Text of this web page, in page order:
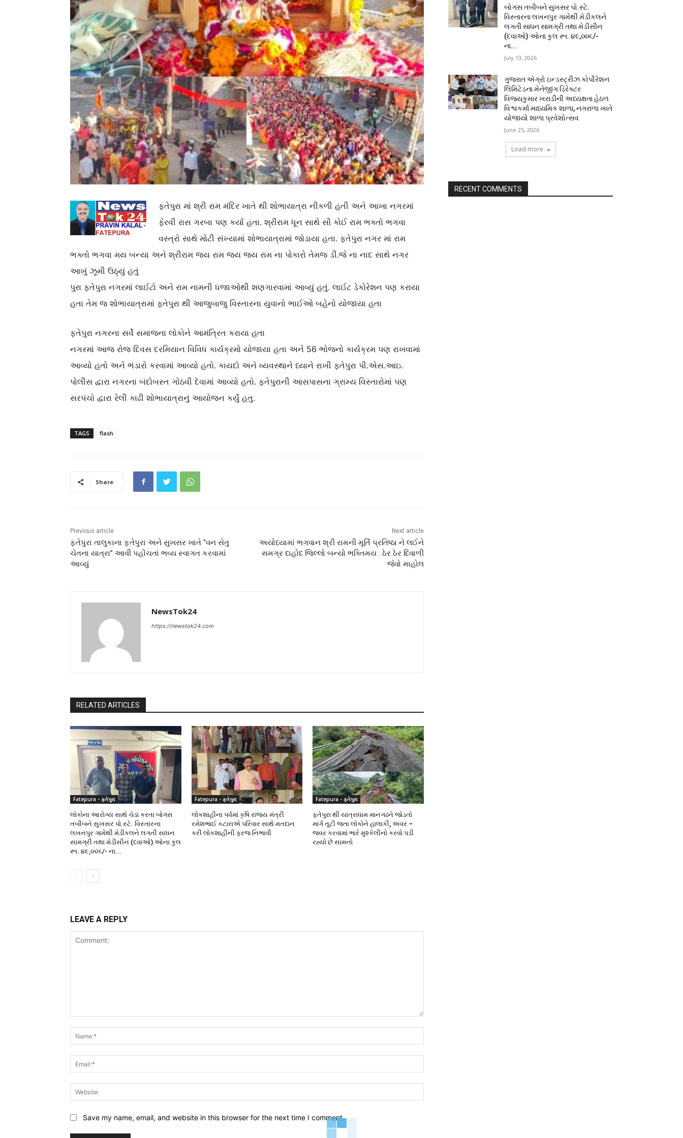
ફતેપુરા માં શ્રી રામ મંદિર ખાતે થી શોભાયાત્રા નીકળી હતી અને આખા નગરમાં
ફેરવી રાસ ગરબા પણ કર્યા હતા. શ્રીરામ ધૂન સાથે સૌ કોઈ રામ ભક્તો ભગવા
વસ્ત્રો સાથે મોટી સંખ્યામાં શોભાયાત્રામાં જોડાયા હતા. ફતેપુરા નગર માં રામ
ભક્તો ભગવા મય બન્યા અને શ્રીરામ જય રામ જય જય રામ ના પોકારો તેમજ ડી.જે ના નાદ સાથે નગર
આખું ઝૂમી ઉઠ્યું હતું
પુરા ફતેપુરા નગરમાં લાઈટો અને રામ નામની ધજાઓથી શણગારવામાં આવ્યું હતું. લાઈટ ડેકોરેશન પણ કરાયા
હતા તેમ જ શોભાયાત્રામાં ફતેપુરા થી આજુબાજુ વિસ્તારના યુવાનો ભાઈઓ બહેનો યોજાયા હતા
ફતેપુરા નગરના સર્વે સમાજના લોકોને આમંત્રિત કરાયા હતા
નગરમાં આજ રોજ દિવસ દરમિયાન વિવિધ કાર્યક્રમો યોજાયા હતા અને 56 ભોજનો કાર્યક્રમ પણ રાખવામાં
આવ્યો હતો અને ભંડારો કરવામાં આવ્યો હતો. કાયદો અને વ્યવસ્થાને ધ્યાને રાખી ફતેપુરા પી.એસ.આઇ.
પોલીસ દ્વારા નગરના બંદોબસ્ત ગોઠવી દેવામાં આવ્યો હતો. ફતેપુરાની આસપાસના ગ્રામ્ય વિસ્તારોમાં પણ
સરપંચો દ્વારા રેલી કાઢી શોભાયાત્રાનું આયોજન કર્યું હતુ.
TAGS flash
Share
Previous article
ફતેપુરા તાલુકાના ફતેપુરા અને સુખસર ખાતે “વન સેતુ
ચેતના યાત્રા” આવી પહોંચતાં ભવ્ય સ્વાગત કરવામાં
આવ્યું
Next article
અયોધ્યામાં ભગવાન શ્રી રામની મૂર્તિ પ્રતિષ્ઠા ને લઈને
સમગ્ર દાહોદ જિલ્લો બન્યો ભક્તિમય : ઠેર ઠેર દિવાળી
જેવો માહોલ
NewsTok24
https://newstok24.com
RELATED ARTICLES
Fatepura - ફતેપુરા
લોકોના આરોગ્ય સાથે ચેડાં કરતા બોગસ
તબીબને સુખસર પો.સ્ટે. વિસ્તારના
લખનપુર ગામેથી મેડીકલને લગતી સાધન
સામગ્રી તથા મેડીસીન (દવાઓ) ઓના કુલ
રૂા. ૪૯,૦૦૬/- ના...
Fatepura - ફતેપુરા
લોકશાહીના પર્વમાં કૃષિ રાજ્ય મંત્રી
રમેશભાઈ કટારાએ પરિવાર સાથે મતદાન
કરી લોકશાહીની ફરજ નિભાવી
Fatepura - ફતેપુરા
ફતેપુરા થી યાત્રાધામ માનગઢને જોડતો
માર્ગ તૂટી જતા લોકોને હાલાકી, અવર –
જવર કરવામાં ભારે મુશ્કેલીનો કરવો પડી
રહ્યો છે સામનો
LEAVE A REPLY
Save my name, email, and website in this browser for the next time I comment.
બોગસ તબીબને સુખસર પો.સ્ટે.
વિસ્તારના લખનપુર ગામેથી મેડીકલને
લગતી સાધન સામગ્રી તથા મેડીસીન
(દવાઓ) ઓના કુલ રૂા. ૪૯,૦૦૬/-
ના...
July 13, 2026
ગુજરાત એગ્રો ઇન્ડસ્ટ્રીઝ કોર્પોરેશન
લિમિટેડના મેનેજીંગ ડિરેક્ટર
વિજયકુમાર ખરાડીની અધ્યક્ષતા હેઠળ
વિશ્વકર્મા માધ્યમિક શાળા, નગરાળા ખાતે
યોજાયો શાળા પ્રવેશોત્સવ
June 25, 2026
Load more
RECENT COMMENTS